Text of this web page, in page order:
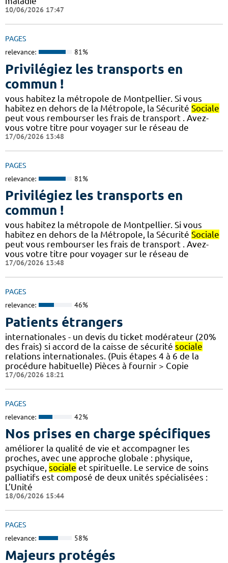
10/06/2026 17:47
PAGES
relevance: 81%
Privilégiez les transports en
commun !
vous habitez la métropole de Montpellier. Si vous
habitez en dehors de la Métropole, la Sécurité Sociale
peut vous rembourser les frais de transport . Avez-
vous votre titre pour voyager sur le réseau de
17/06/2026 13:48
PAGES
relevance: 81%
Privilégiez les transports en
commun !
vous habitez la métropole de Montpellier. Si vous
habitez en dehors de la Métropole, la Sécurité Sociale
peut vous rembourser les frais de transport . Avez-
vous votre titre pour voyager sur le réseau de
17/06/2026 13:48
PAGES
relevance: 46%
Patients étrangers
internationales - un devis du ticket modérateur (20%
des frais) si accord de la caisse de sécurité sociale
relations internationales. (Puis étapes 4 à 6 de la
procédure habituelle) Pièces à fournir > Copie
17/06/2026 18:21
PAGES
relevance: 42%
Nos prises en charge spécifiques
améliorer la qualité de vie et accompagner les
proches, avec une approche globale : physique,
psychique, sociale et spirituelle. Le service de soins
palliatifs est composé de deux unités spécialisées :
L’Unité
18/06/2026 15:44
PAGES
relevance: 58%
Majeurs protégés